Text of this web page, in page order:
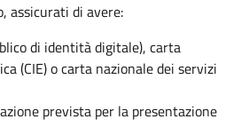
assicurati di avere:
di identità digitale), carta
(CIE) o carta nazionale dei servizi
prevista per la presentazione